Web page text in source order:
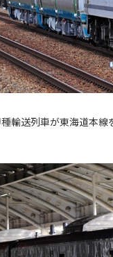
輸送列車が東海道本線